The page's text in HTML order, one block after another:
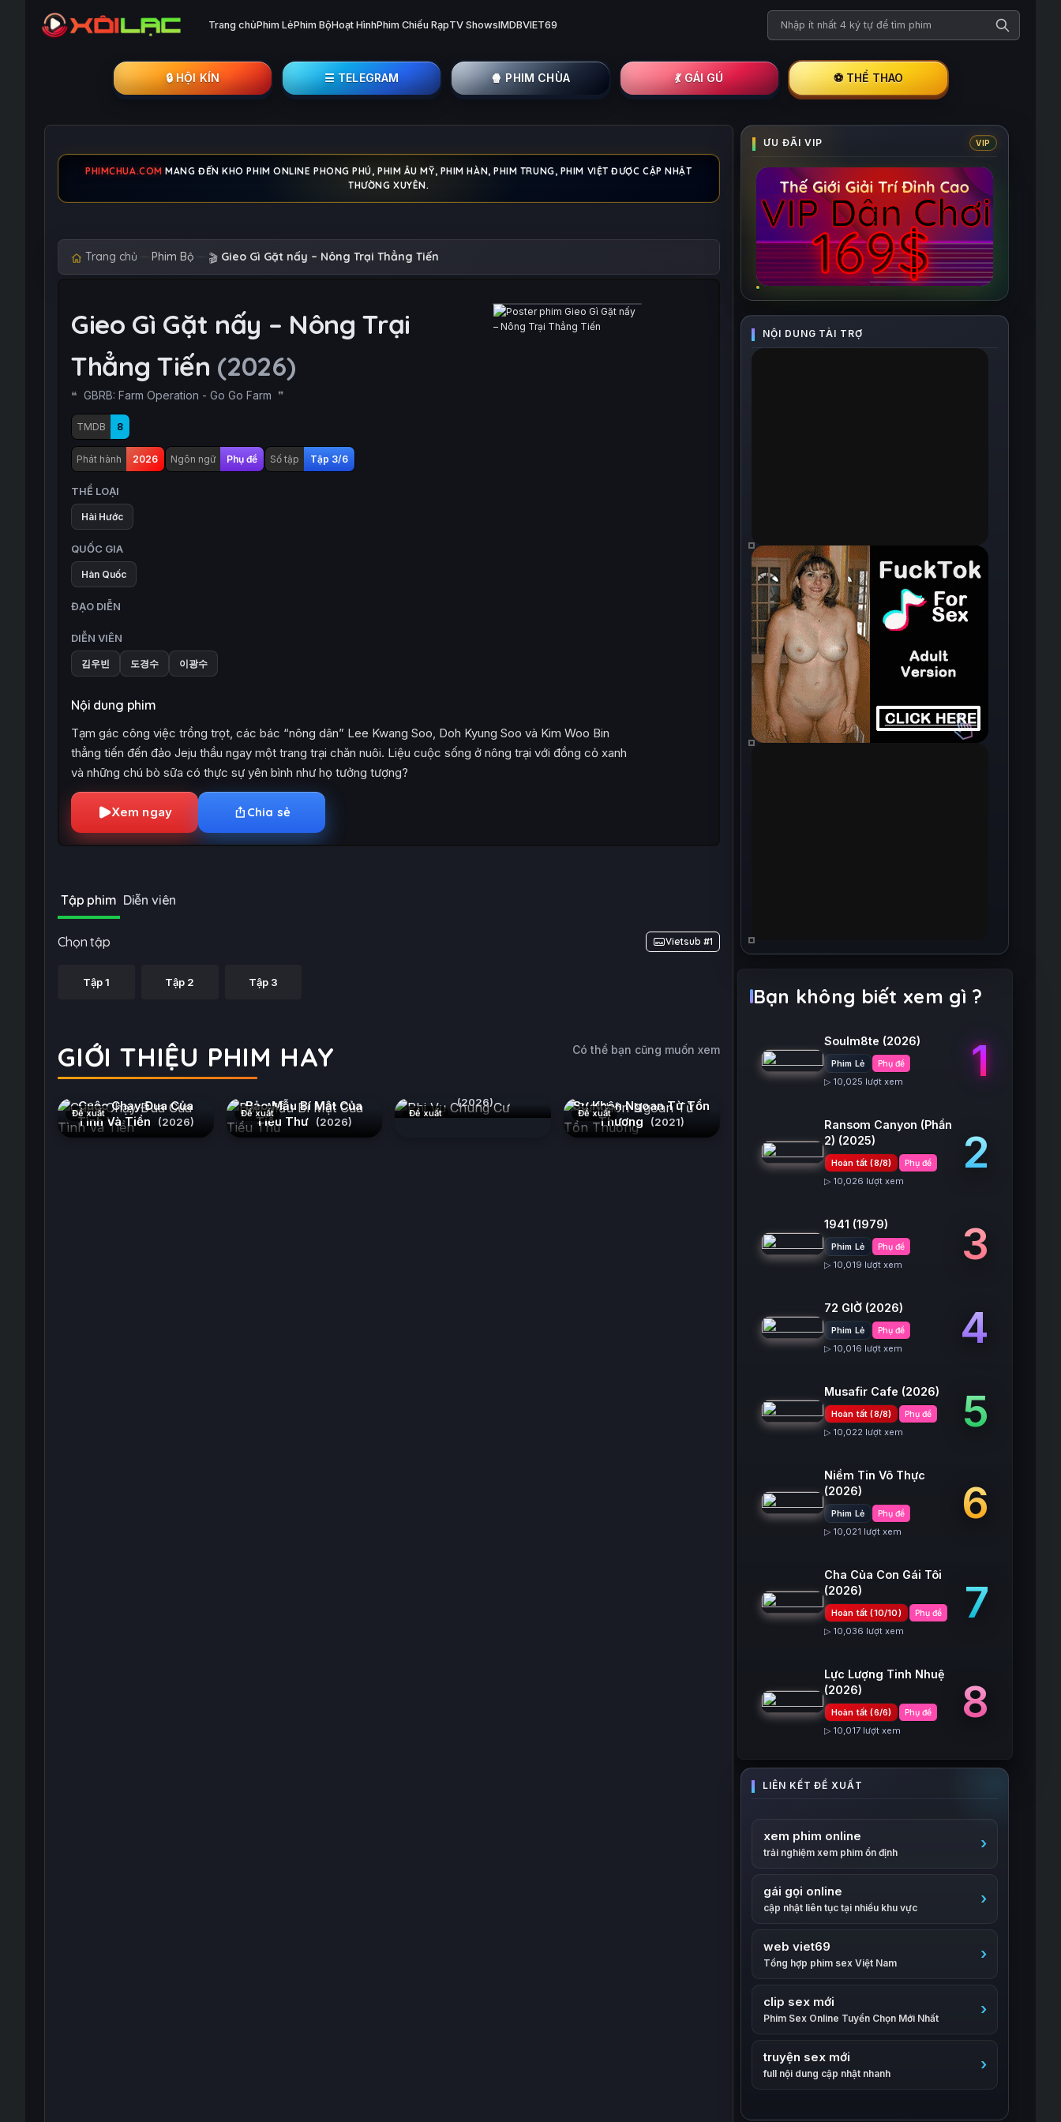
Trang chủPhim LẻPhim BộHoạt HìnhPhim Chiếu RạpTV ShowsIMDBVIET69 Tìm kiếm phim
🔒︎ HỘI KÍN ☰ TELEGRAM 🍿 PHIM CHÙA 💃 GÁI GÚ ⚽ THỂ THAO
PHIMCHUA.COM MANG ĐẾN KHO PHIM ONLINE PHONG PHÚ, PHIM ÂU MỸ, PHIM HÀN, PHIM TRUNG, PHIM VIỆT ĐƯỢC CẬP NHẬT
THƯỜNG XUYÊN.
Trang chủ Phim Bộ 🎬 Gieo Gì Gặt nấy – Nông Trại Thẳng Tiến
Gieo Gì Gặt nấy – Nông Trại
Thẳng Tiến (2026)
GBRB: Farm Operation - Go Go Farm
TMDB 8
Phát hành 2026 Ngôn ngữ Phụ đề Số tập Tập 3/6
THỂ LOẠI
Hài Hước
QUỐC GIA
Hàn Quốc
ĐẠO DIỄN
DIỄN VIÊN
김우빈 도경수 이광수
Nội dung phim
Tạm gác công việc trồng trọt, các bác “nông dân” Lee Kwang Soo, Doh Kyung Soo và Kim Woo Bin
thẳng tiến đến đảo Jeju thầu ngay một trang trại chăn nuôi. Liệu cuộc sống ở nông trại với đồng cỏ xanh
và những chú bò sữa có thực sự yên bình như họ tưởng tượng?
Xem ngay Chia sẻ
Tập phim Diễn viên
Chọn tập Vietsub #1
Tập 1 Tập 2 Tập 3
GIỚI THIỆU PHIM HAY Có thể bạn cũng muốn xem
Đề xuất
Cuộc Chạy Đua Của
Tình Và Tiền
(2026)
Đề xuất
Bảo Mẫu Bí Mật Của
Tiểu Thư
(2026)
Đề xuất
(2026)
Đề xuất
Sự Khôn Ngoan Từ Tổn
Thương
(2021)
Bạn không biết xem gì ?
Soulm8te (2026)
Phim Lẻ Phụ đề
▷ 10,025 lượt xem 1
Ransom Canyon (Phần
2) (2025)
Hoàn tất (8/8) Phụ đề
▷ 10,026 lượt xem
2
1941 (1979)
Phim Lẻ Phụ đề
▷ 10,019 lượt xem 3
72 GIỜ (2026)
Phim Lẻ Phụ đề
▷ 10,016 lượt xem 4
Musafir Cafe (2026)
Hoàn tất (8/8) Phụ đề
▷ 10,022 lượt xem 5
Niềm Tin Vô Thực
(2026)
Phim Lẻ Phụ đề
▷ 10,021 lượt xem
6
Cha Của Con Gái Tôi
(2026)
Hoàn tất (10/10) Phụ đề
▷ 10,036 lượt xem
7
Lực Lượng Tinh Nhuệ
(2026)
Hoàn tất (6/6) Phụ đề
▷ 10,017 lượt xem
8
xem phim online
trải nghiệm xem phim ổn định
gái gọi online
cập nhật liên tục tại nhiều khu vực
web viet69
Tổng hợp phim sex Việt Nam
clip sex mới
Phim Sex Online Tuyển Chọn Mới Nhất
truyện sex mới
full nội dung cập nhật nhanh